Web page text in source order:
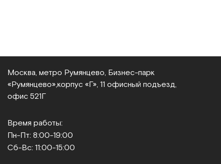
Москва, метро Румянцево, Бизнес‑парк
«Румянцево», корпус «Г», 11 офисный подъезд,
офис 521Г
Время работы:
Пн-Пт: 8:00-19:00
Сб-Вс: 11:00-15:00